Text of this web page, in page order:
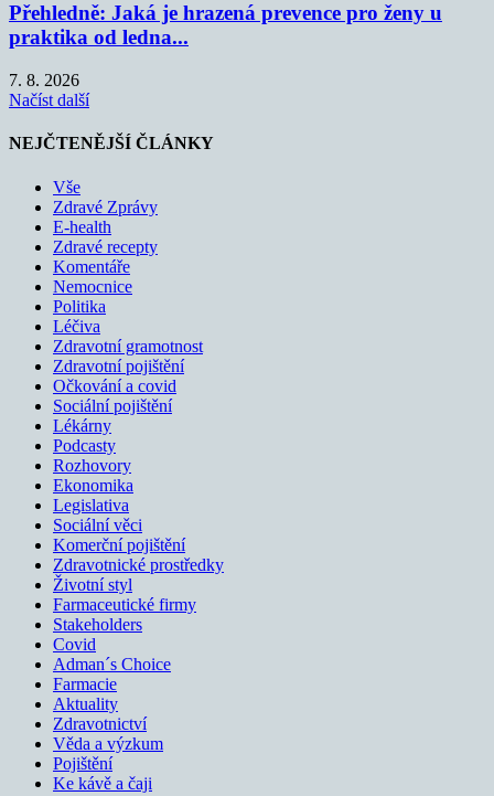
Přehledně: Jaká je hrazená prevence pro ženy u
praktika od ledna...
7. 8. 2026
Načíst další
NEJČTENĚJŠÍ ČLÁNKY
Vše
Zdravé Zprávy
E-health
Zdravé recepty
Komentáře
Nemocnice
Politika
Léčiva
Zdravotní gramotnost
Zdravotní pojištění
Očkování a covid
Sociální pojištění
Lékárny
Podcasty
Rozhovory
Ekonomika
Legislativa
Sociální věci
Komerční pojištění
Zdravotnické prostředky
Životní styl
Farmaceutické firmy
Stakeholders
Covid
Adman´s Choice
Farmacie
Aktuality
Zdravotnictví
Věda a výzkum
Pojištění
Ke kávě a čaji